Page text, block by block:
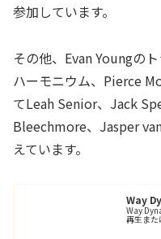
参加しています。
その他、Evan Youngの
ハーモニウム、Pierce
てLeah Senior、Jack
Bleechmore、Jasper
えています。
Way
Way
再生また